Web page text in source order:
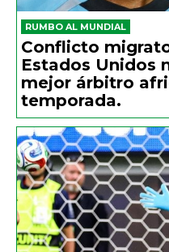
RUMBO AL MUNDIAL
Conflicto
Estados Unidos
mejor árbitro
temporada.